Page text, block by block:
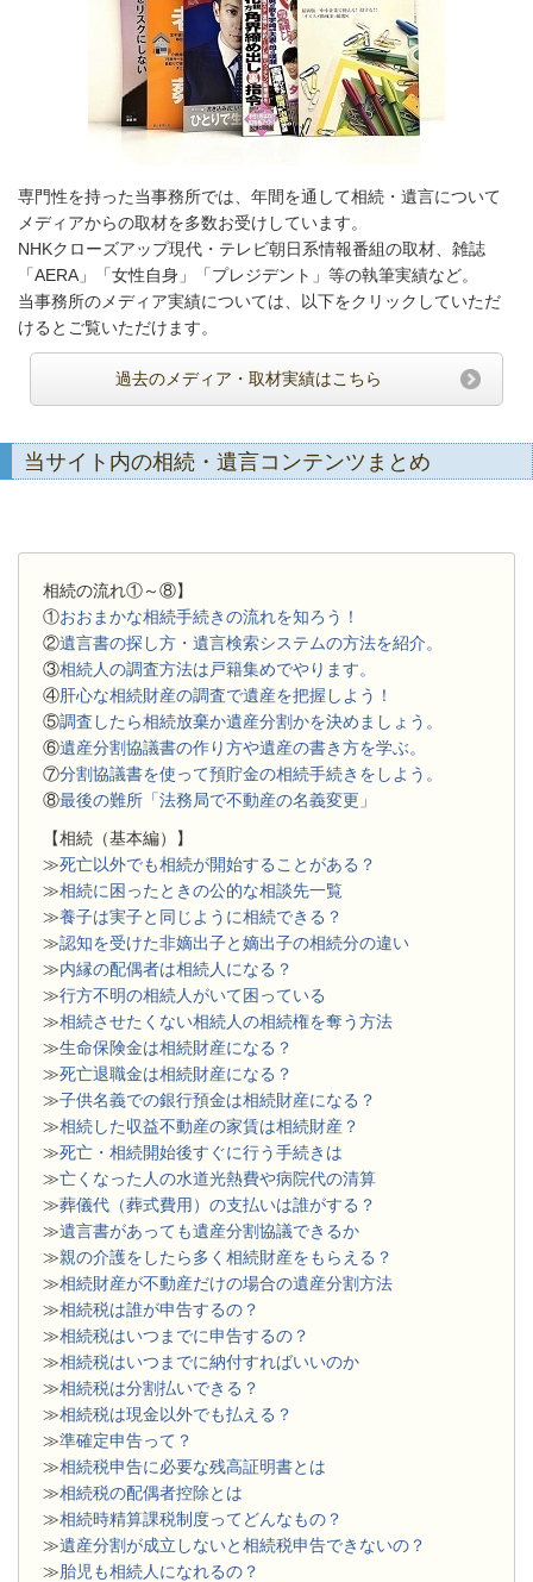
専門性を持った当事務所では、年間を通して相続・遺言について
メディアからの取材を多数お受けしています。
NHKクローズアップ現代・テレビ朝日系情報番組の取材、雑誌
「AERA」「女性自身」「プレジデント」等の執筆実績など。
当事務所のメディア実績については、以下をクリックしていただ
けるとご覧いただけます。
過去のメディア・取材実績はこちら
当サイト内の相続・遺言コンテンツまとめ
相続の流れ①～⑧】
①おおまかな相続手続きの流れを知ろう！
②遺言書の探し方・遺言検索システムの方法を紹介。
③相続人の調査方法は戸籍集めでやります。
④肝心な相続財産の調査で遺産を把握しよう！
⑤調査したら相続放棄か遺産分割かを決めましょう。
⑥遺産分割協議書の作り方や遺産の書き方を学ぶ。
⑦分割協議書を使って預貯金の相続手続きをしよう。
⑧最後の難所「法務局で不動産の名義変更」
【相続（基本編）】
≫死亡以外でも相続が開始することがある？
≫相続に困ったときの公的な相談先一覧
≫養子は実子と同じように相続できる？
≫認知を受けた非嫡出子と嫡出子の相続分の違い
≫内縁の配偶者は相続人になる？
≫行方不明の相続人がいて困っている
≫相続させたくない相続人の相続権を奪う方法
≫生命保険金は相続財産になる？
≫死亡退職金は相続財産になる？
≫子供名義での銀行預金は相続財産になる？
≫相続した収益不動産の家賃は相続財産？
≫死亡・相続開始後すぐに行う手続きは
≫亡くなった人の水道光熱費や病院代の清算
≫葬儀代（葬式費用）の支払いは誰がする？
≫遺言書があっても遺産分割協議できるか
≫親の介護をしたら多く相続財産をもらえる？
≫相続財産が不動産だけの場合の遺産分割方法
≫相続税は誰が申告するの？
≫相続税はいつまでに申告するの？
≫相続税はいつまでに納付すればいいのか
≫相続税は分割払いできる？
≫相続税は現金以外でも払える？
≫準確定申告って？
≫相続税申告に必要な残高証明書とは
≫相続税の配偶者控除とは
≫相続時精算課税制度ってどんなもの？
≫遺産分割が成立しないと相続税申告できないの？
≫胎児も相続人になれるの？